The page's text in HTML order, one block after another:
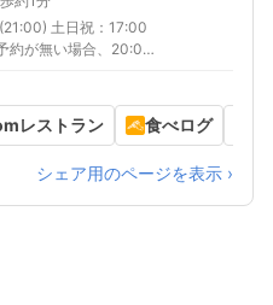
土日祝：17:00
約が無い場合、20:00
レストラン 食べログ
シェア用のページを表示 ›